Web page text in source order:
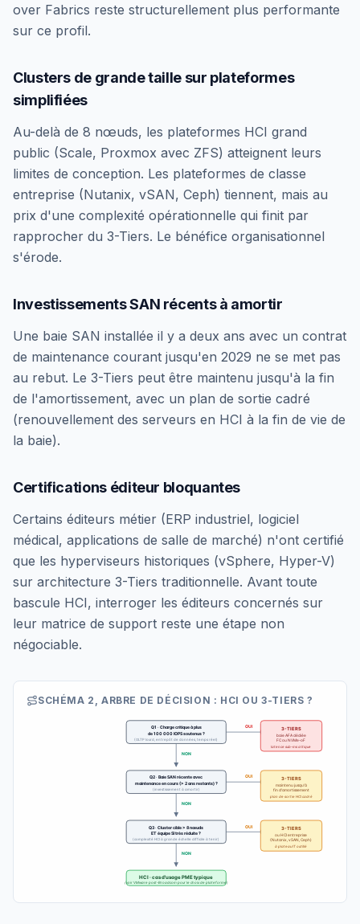
over Fabrics reste structurellement plus performante
sur ce profil.
Clusters de grande taille sur plateformes
simplifiées
Au-delà de 8 nœuds, les plateformes HCI grand
public (Scale, Proxmox avec ZFS) atteignent leurs
limites de conception. Les plateformes de classe
entreprise (Nutanix, vSAN, Ceph) tiennent, mais au
prix d'une complexité opérationnelle qui finit par
rapprocher du 3-Tiers. Le bénéfice organisationnel
s'érode.
Investissements SAN récents à amortir
Une baie SAN installée il y a deux ans avec un contrat
de maintenance courant jusqu'en 2029 ne se met pas
au rebut. Le 3-Tiers peut être maintenu jusqu'à la fin
de l'amortissement, avec un plan de sortie cadré
(renouvellement des serveurs en HCI à la fin de vie de
la baie).
Certifications éditeur bloquantes
Certains éditeurs métier (ERP industriel, logiciel
médical, applications de salle de marché) n'ont certifié
que les hyperviseurs historiques (vSphere, Hyper-V)
sur architecture 3-Tiers traditionnelle. Avant toute
bascule HCI, interroger les éditeurs concernés sur
leur matrice de support reste une étape non
négociable.
SCHÉMA 2, ARBRE DE DÉCISION : HCI OU 3-TIERS ?
Q1 · Charge critique à plus
de 100 000 IOPS soutenus ?
(OLTP lourd, entrepôt de données, temps réel)
OUI
NON
3-TIERS
baie AFA dédiée
FC ou NVMe-oF
latence sub-ms critique
Q2 · Baie SAN récente avec
maintenance en cours (> 2 ans restants) ?
(investissement à amortir)
OUI
NON
3-TIERS
maintenu jusqu'à
fin d'amortissement
plan de sortie HCI cadré
Q3 · Cluster cible > 8 nœuds
ET équipe SI très réduite ?
(complexité HCI à grande échelle difficile à tenir)
OUI
NON
3-TIERS
ou HCI entreprise
(Nutanix, vSAN, Ceph)
à plateau IT outillé
HCI · cas d'usage PME typique
(voir VMware post-Broadcom pour le choix de plateforme)